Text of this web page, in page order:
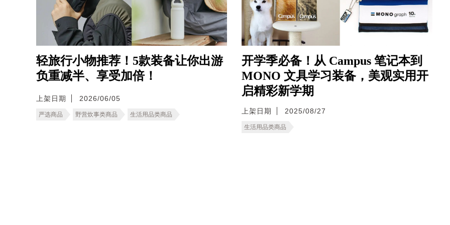
轻旅行小物推荐！5款装备让你出游
负重减半、享受加倍！
上架日期 2026/06/05
严选商品 野营炊事类商品 生活用品类商品
开学季必备！从 Campus 笔记本到
MONO 文具学习装备，美观实用开
启精彩新学期
上架日期 2025/08/27
生活用品类商品